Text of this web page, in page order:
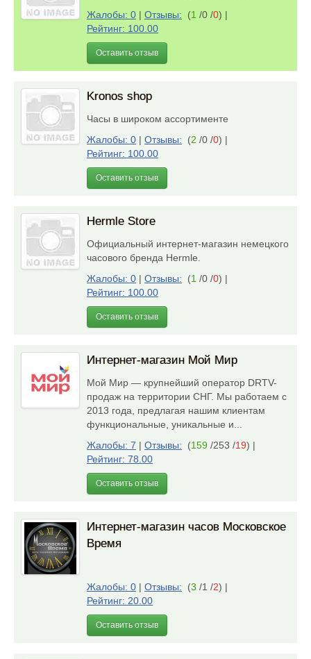
Жалобы: 0 | Отзывы: (1 /0 /0) |
Рейтинг: 100.00
Оставить отзыв
Kronos shop
Часы в широком ассортименте
Жалобы: 0 | Отзывы: (2 /0 /0) |
Рейтинг: 100.00
Оставить отзыв
Hermle Store
Официальный интернет-магазин немецкого
часового бренда Hermle.
Жалобы: 0 | Отзывы: (1 /0 /0) |
Рейтинг: 100.00
Оставить отзыв
Интернет-магазин Мой Мир
Мой Мир — крупнейший оператор DRTV-
продаж на территории СНГ. Мы работаем с
2013 года, предлагая нашим клиентам
функциональные, уникальные и...
Жалобы: 7 | Отзывы: (159 /253 /19) |
Рейтинг: 78.00
Оставить отзыв
Интернет-магазин часов Московское
Время
Жалобы: 0 | Отзывы: (3 /1 /2) |
Рейтинг: 20.00
Оставить отзыв